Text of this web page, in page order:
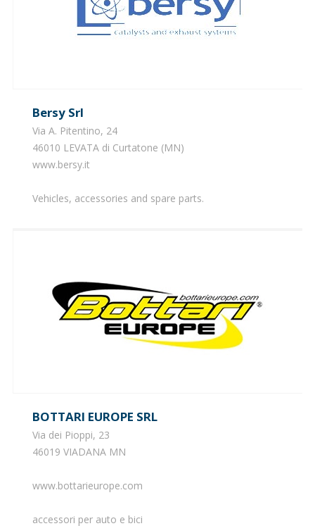
Bersy Srl
Via A. Pitentino, 24
46010 LEVATA di Curtatone (MN)
www.bersy.it
Vehicles, accessories and spare parts.
BOTTARI EUROPE SRL
Via dei Pioppi, 23
46019 VIADANA MN
www.bottarieurope.com
accessori per auto e bici